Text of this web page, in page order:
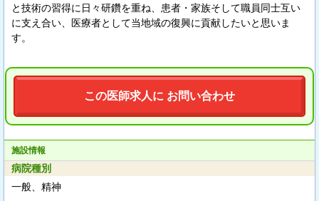
と技術の習得に日々研鑽を重ね、患者・家族そして職員同士互い
に支え合い、医療者として当地域の復興に貢献したいと思いま
す。
この医師求人に お問い合わせ
施設情報
病院種別
一般、精神